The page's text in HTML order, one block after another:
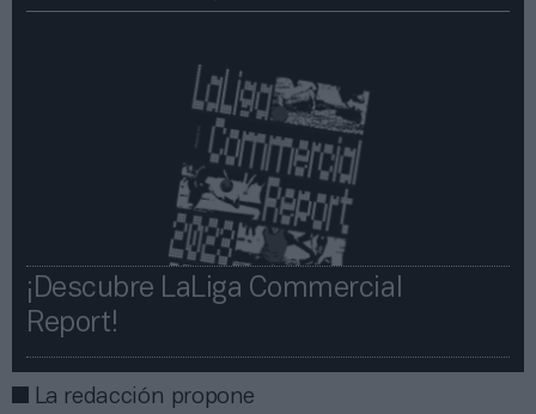
¡Descubre LaLiga Commercial
Report!​​
La redacción propone